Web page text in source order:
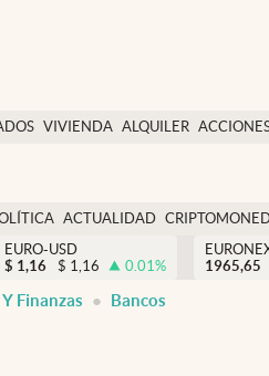
VIVIENDA ALQUILER
USA
ACTUALIDAD
EURO-USD
$ 1,16 $ 1,16 0.01%
1965,65
Finanzas Bancos